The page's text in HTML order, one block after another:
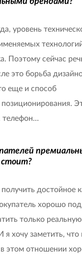
уровень
Поэтому сейчас
это борьба
еще и способ
телефон…
стоит?
достойное
хорошо
только реальную
я хочу заметить, что
этом отношении